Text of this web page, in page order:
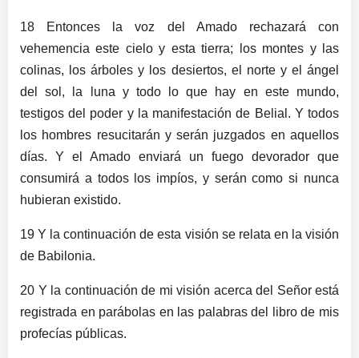
18 Entonces la voz del Amado rechazará con
vehemencia este cielo y esta tierra; los montes y las
colinas, los árboles y los desiertos, el norte y el ángel
del sol, la luna y todo lo que hay en este mundo,
testigos del poder y la manifestación de Belial. Y todos
los hombres resucitarán y serán juzgados en aquellos
días. Y el Amado enviará un fuego devorador que
consumirá a todos los impíos, y serán como si nunca
hubieran existido.
19 Y la continuación de esta visión se relata en la visión
de Babilonia.
20 Y la continuación de mi visión acerca del Señor está
registrada en parábolas en las palabras del libro de mis
profecías públicas.